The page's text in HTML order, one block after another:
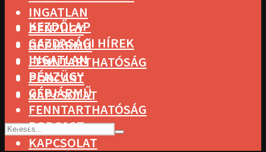
INGATLAN
PÉNZÜGY
GÉPJÁRMŰ
FENNTARTHATÓSÁG
PODCAST
KAPCSOLAT
KEZDŐLAP
GAZDASÁGI HÍREK
INGATLAN
PÉNZÜGY
GÉPJÁRMŰ
FENNTARTHATÓSÁG
PODCAST
KAPCSOLAT